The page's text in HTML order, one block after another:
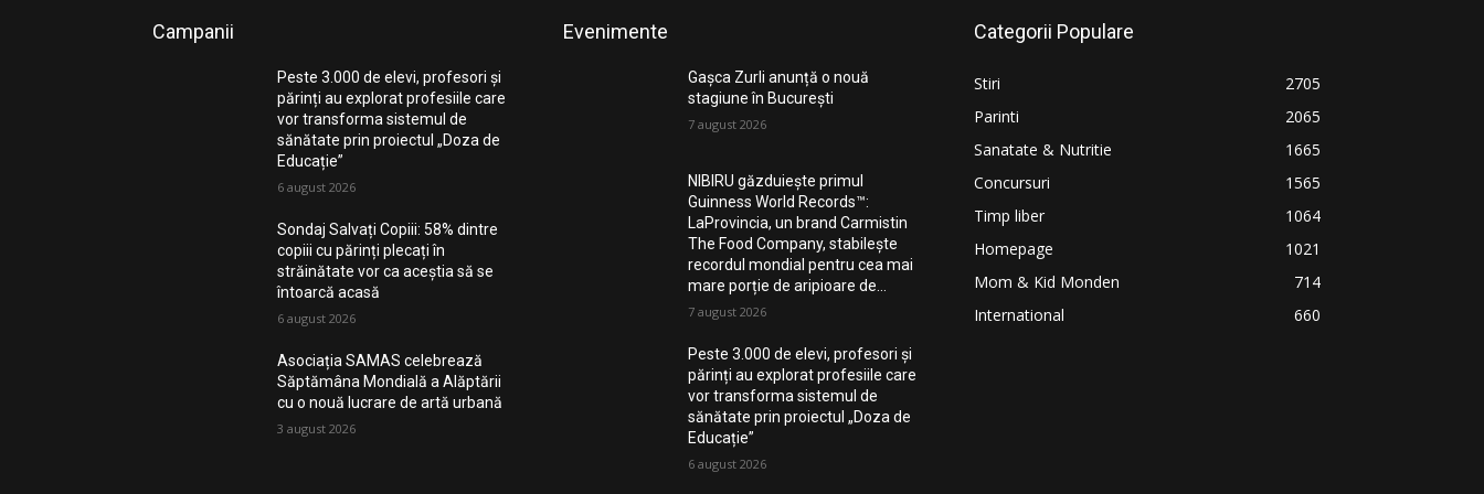
Campanii
Peste 3.000 de elevi, profesori și
părinți au explorat profesiile care
vor transforma sistemul de
sănătate prin proiectul „Doza de
Educație”
6 august 2026
Sondaj Salvați Copiii: 58% dintre
copiii cu părinți plecați în
străinătate vor ca aceștia să se
întoarcă acasă
6 august 2026
Asociația SAMAS celebrează
Săptămâna Mondială a Alăptării
cu o nouă lucrare de artă urbană
3 august 2026
Evenimente
Gașca Zurli anunță o nouă
stagiune în București
7 august 2026
NIBIRU găzduiește primul
Guinness World Records™️:
LaProvincia, un brand Carmistin
The Food Company, stabilește
recordul mondial pentru cea mai
mare porție de aripioare de...
7 august 2026
Peste 3.000 de elevi, profesori și
părinți au explorat profesiile care
vor transforma sistemul de
sănătate prin proiectul „Doza de
Educație”
6 august 2026
Categorii Populare
Stiri
2705
Parinti
2065
Sanatate & Nutritie
1665
Concursuri
1565
Timp liber
1064
Homepage
1021
Mom & Kid Monden
714
International
660